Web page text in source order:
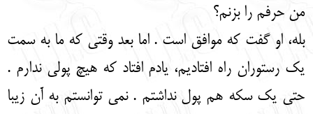
من حرفم را بزنم؟
بله، او گفت که موافق است . اما بعد وقتی که ما به سمت
یک رستوران راه افتادیم، یادم افتاد که هیچ پولی ندارم .
حتی یک سکه هم پول نداشتم . نمی توانستم به آن زیبا